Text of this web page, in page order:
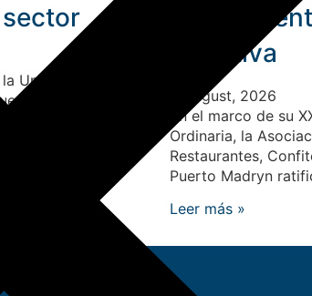
sector
Universidad del
propuesta de
a
Brinda
Directiva
3 August, 2026
En el marco de su
Ordinaria, la
Restaurantes,
Puerto Madryn
Leer más »